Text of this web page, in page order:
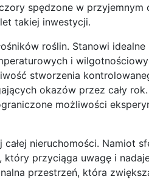
spędzone w przyjemnym
takiej inwestycji.
roślin. Stanowi
i
stworzenia
okazów przez cały
możliwości
nieruchomości. Namiot
przyciąga uwagę i
przestrzeń, która